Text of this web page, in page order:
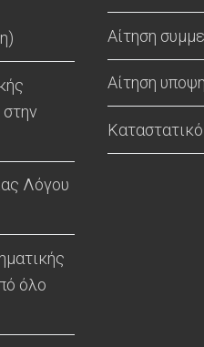
Λόγου
όλο
Αίτηση
Αίτηση
Καταστατικό